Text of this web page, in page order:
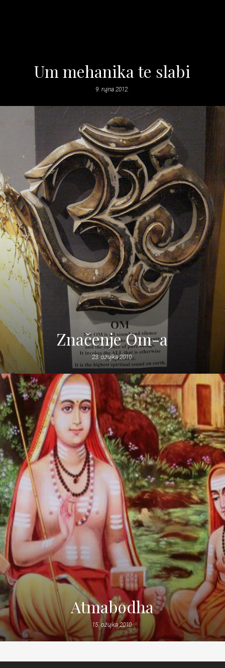
Um mehanika te slabi
9. rujna 2012.
Značenje Om-a
23. ožujka 2010.
Atmabodha
15. ožujka 2010.